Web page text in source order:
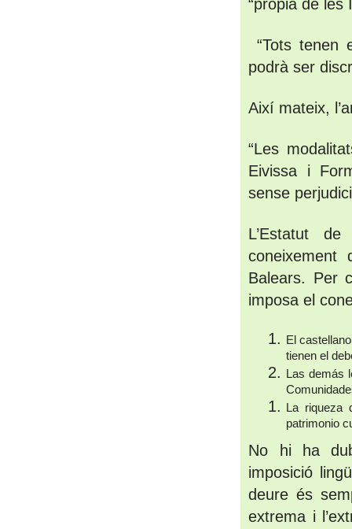
“pròpia de les
“Tots tenen
podrà ser
Així mateix,
“Les
Eivissa i
sense
L’Estatut
Balears. Per
imposa el
El
tienen el
Las demás
La riqueza
patrimonio
No hi ha
imposició
deure és
extrema i